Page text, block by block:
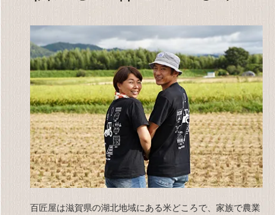
百匠屋は滋賀県の湖北地域にある米どころで、家族で農業